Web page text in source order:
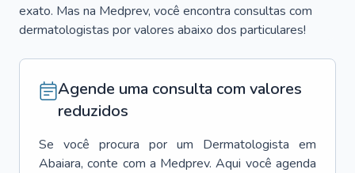
exato. Mas na Medprev, você encontra consultas com
dermatologistas por valores abaixo dos particulares!
Agende uma consulta com valores
reduzidos
Se você procura por um Dermatologista em
Abaiara, conte com a Medprev. Aqui você agenda